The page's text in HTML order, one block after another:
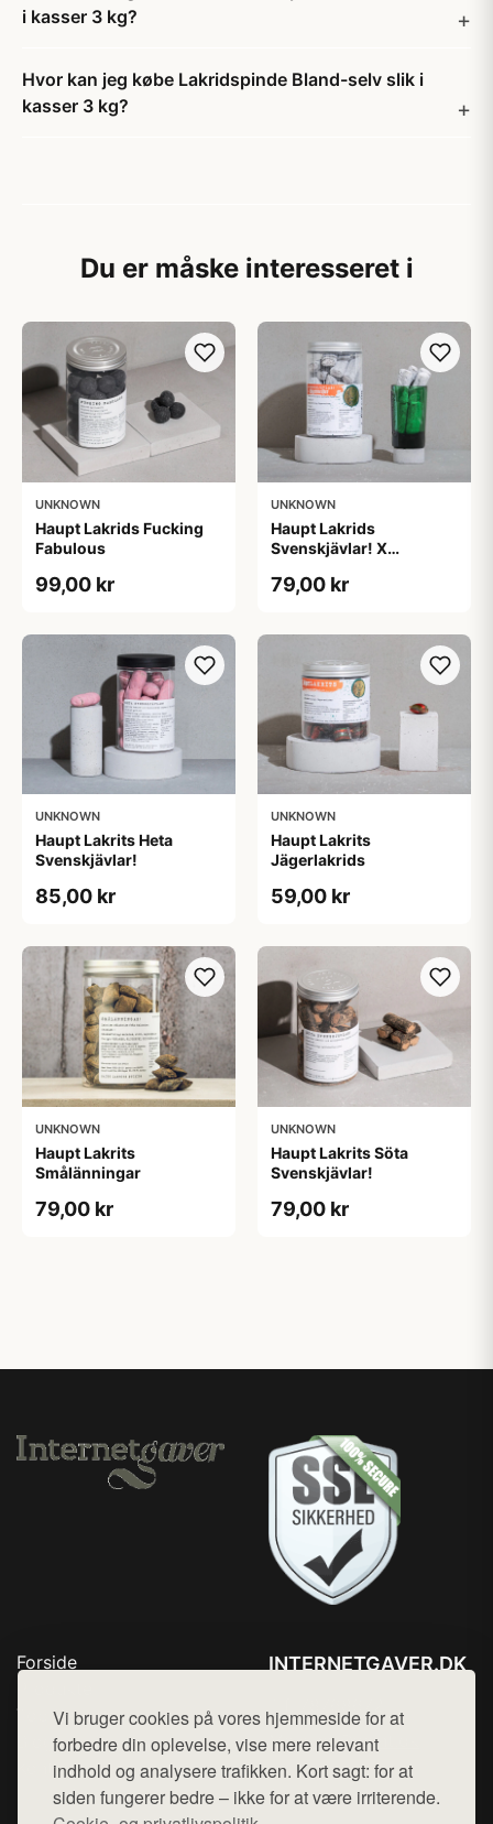
Vi bruger cookies på vores hjemmeside for at
forbedre din oplevelse, vise mere relevant
indhold og analysere trafikken. Kort sagt: for at
siden fungerer bedre – ikke for at være irriterende.
i kasser 3 kg?
Hvor kan jeg købe Lakridspinde Bland-selv slik i
kasser 3 kg?
Du er måske interesseret i
UNKNOWN
Haupt Lakrids Fucking
Fabulous
99,00 kr
UNKNOWN
Haupt Lakrids
Svenskjävlar! X
79,00 kr
UNKNOWN
Haupt Lakrits Heta
Svenskjävlar!
85,00 kr
UNKNOWN
Haupt Lakrits
Jägerlakrids
59,00 kr
UNKNOWN
Haupt Lakrits
Smålänningar​
79,00 kr
UNKNOWN
Haupt Lakrits Söta
Svenskjävlar!
79,00 kr
Forside
Top Rabatter
Blog
Kontakt
INTERNETGAVER.DK
Mail: hej@want.dk
Cookie- og privatlivspolitik